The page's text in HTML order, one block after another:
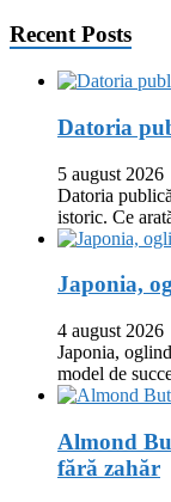
Recent Posts
Datoria
5 august 2026
Datoria
istoric. Ce
Japonia,
4 august 2026
Japonia,
model de
Almond
fără zahăr